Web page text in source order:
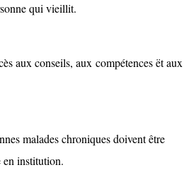
qui vieillit.
aux conseils, aux compétences ët aux
malades chroniques doivent être
institution.